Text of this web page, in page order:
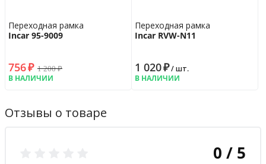
Переходная рамка
Incar 95-9009
756₽ 1 200₽
В НАЛИЧИИ
Переходная рамка
Incar RVW-N11
1 020₽/ шт.
В НАЛИЧИИ
Отзывы о товаре
0 / 5